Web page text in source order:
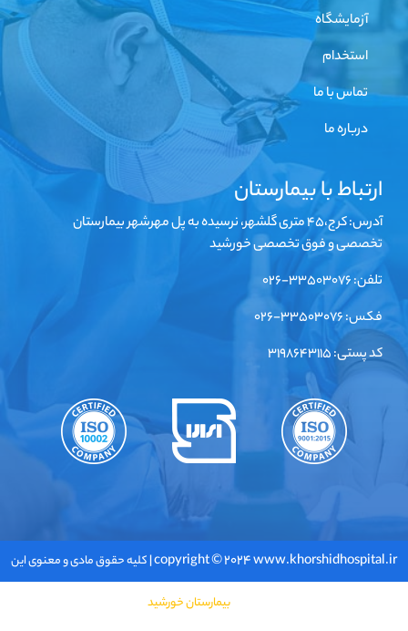
آزمایشگاه
استخدام
تماس با ما
درباره ما
ارتباط با بیمارستان
آدرس: کرج،۴۵ متری گلشهر، نرسیده به پل مهرشهر بیمارستان
تخصصی و فوق تخصصی خورشید
تلفن: ۳۳۵۰۳۰۷۶-۰۲۶
فکس: ۳۳۵۰۳۰۷۶-۰۲۶
کد پستی: ۳۱۹۸۶۴۳۱۱۵
copyright © ۲۰۲۴ www.khorshidhospital.ir | کلیه حقوق مادی و معنوی این
سایت متعلق بهبیمارستان خورشید